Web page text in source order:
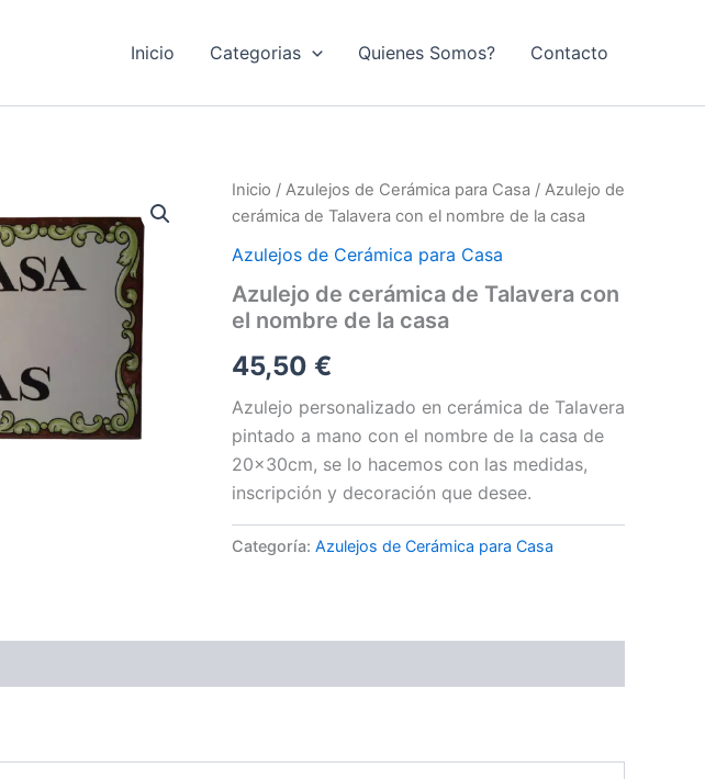
Inicio Categorias Quienes Somos? Contacto
Inicio / Azulejos de Cerámica para Casa / Azulejo de
cerámica de Talavera con el nombre de la casa
Azulejos de Cerámica para Casa
Azulejo de cerámica de Talavera con
el nombre de la casa
45,50 €
Azulejo personalizado en cerámica de Talavera
pintado a mano con el nombre de la casa de
20x30cm, se lo hacemos con las medidas,
inscripción y decoración que desee.
Categoría: Azulejos de Cerámica para Casa